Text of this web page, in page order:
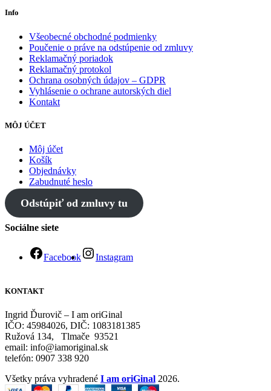
Info
Všeobecné obchodné podmienky
Poučenie o práve na odstúpenie od zmluvy
Reklamačný poriadok
Reklamačný protokol
Ochrana osobných údajov – GDPR
Vyhlásenie o ochrane autorských diel
Kontakt
MÔJ ÚČET
Môj účet
Košík
Objednávky
Zabudnuté heslo
Odstúpiť od zmluvy tu
Sociálne siete
Facebook Instagram
KONTAKT
Ingrid Ďurovič – I am oriGinal
IČO: 45984026, DIČ: 1083181385
Ružová 134, Tlmače 93521
email: info@iamoriginal.sk
telefón: 0907 338 920
Všetky práva vyhradené I am oriGinal 2026.